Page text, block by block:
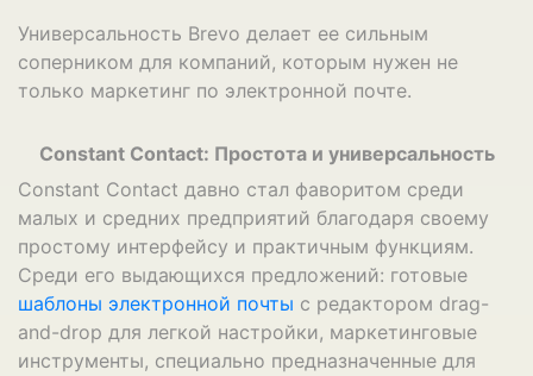
Универсальность Brevo делает ее сильным
соперником для компаний, которым нужен не
только маркетинг по электронной почте.
Constant Contact: Простота и универсальность
Constant Contact давно стал фаворитом среди
малых и средних предприятий благодаря своему
простому интерфейсу и практичным функциям.
Среди его выдающихся предложений: готовые
шаблоны электронной почты с редактором drag-
and-drop для легкой настройки, маркетинговые
инструменты, специально предназначенные для